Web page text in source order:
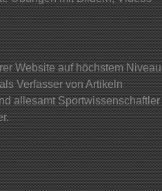
Website auf höchstem Niveau
Verfasser von Artikeln
allesamt Sportwissenschaftler